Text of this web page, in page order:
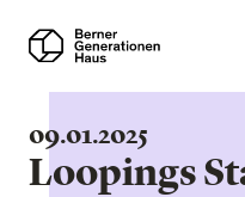
zum
09.01.2025
Loopings